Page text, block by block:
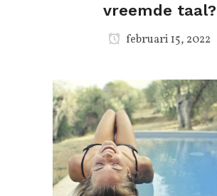
vreemde taal?
februari 15, 2022